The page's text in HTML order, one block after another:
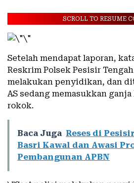
SCROLL TO RESUME
Setelah mendapat laporan,
Reskrim Polsek Pesisir
melakukan penyidikan, dan
AS sedang memasukkan
rokok.
Baca Juga Reses di
Basri Kawal dan Awasi
Pembangunan APBN